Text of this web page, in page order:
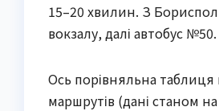
15–20 хвилин. З
вокзалу, далі автобус №50.
Ось порівняльна
маршрутів (дані станом